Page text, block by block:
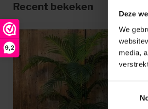
Deze
We
media,
9,2
Recent bekeken